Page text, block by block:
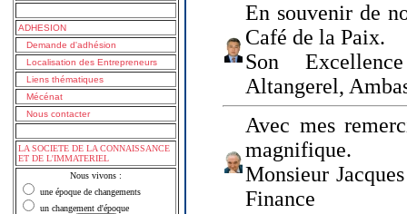
ADHESION
Demande d'adhésion
Localisation des Entrepreneurs
Liens thématiques
Mécénat
Nous contacter
LA SOCIETE DE LA CONNAISSANCE
ET DE L'IMMATERIEL
Nous vivons :
une époque de changements
un changement d'époque
En souvenir de
Café de la Paix.
Son
Altangerel,
Avec mes
magnifique.
Monsieur
Finance